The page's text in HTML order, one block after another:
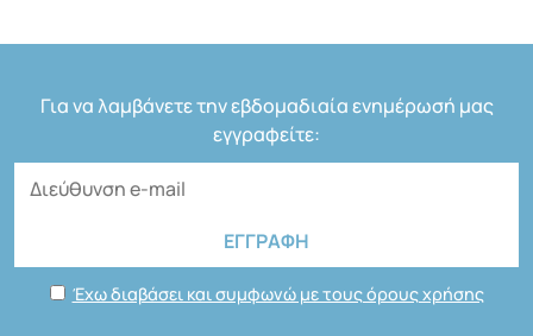
Για να λαμβάνετε την εβδομαδιαία ενημέρωσή μας
εγγραφείτε:
Έχω διαβάσει και συμφωνώ με τους όρους χρήσης